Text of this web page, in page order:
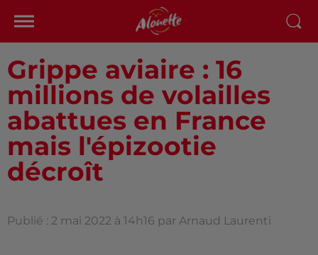
Grippe aviaire : 16
millions de volailles
abattues en France
mais l'épizootie
décroît
Publié : 2 mai 2022 à 14h16 par Arnaud Laurenti